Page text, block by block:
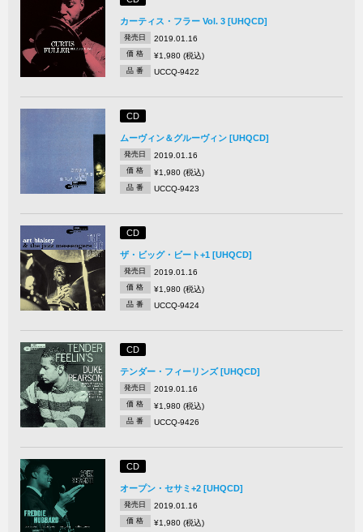
カーティス・フラー Vol. 3 [UHQCD]
発売日 2019.01.16
価 格 ¥1,980 (税込)
品 番 UCCQ-9422
CD
ムーヴィン＆グルーヴィン [UHQCD]
発売日 2019.01.16
価 格 ¥1,980 (税込)
品 番 UCCQ-9423
CD
ザ・ビッグ・ビート+1 [UHQCD]
発売日 2019.01.16
価 格 ¥1,980 (税込)
品 番 UCCQ-9424
CD
テンダー・フィーリンズ [UHQCD]
発売日 2019.01.16
価 格 ¥1,980 (税込)
品 番 UCCQ-9426
CD
オープン・セサミ+2 [UHQCD]
発売日 2019.01.16
価 格 ¥1,980 (税込)